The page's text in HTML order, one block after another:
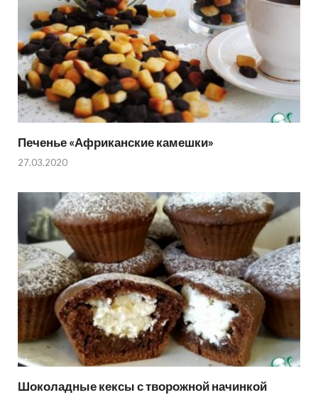
Печенье «Африканские камешки»
27.03.2020
Шоколадные кексы с творожной начинкой